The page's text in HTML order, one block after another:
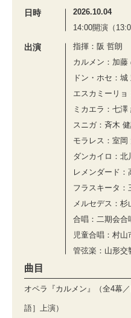
日時
2026.10.04
14:00開演（
出演
指揮：阪 哲朗
カルメン：加藤
ドン・ホセ：城
エスカミーリョ
ミカエラ：七澤
スニガ：⻫⽊
モラレス：室岡
ダンカイロ：北
レメンダード：
フラスキータ：
メルセデス：杉
合唱：二期会合
児童合唱：村
管弦楽：山形交
曲目
オペラ『カルメン』（全4幕
語］上演）